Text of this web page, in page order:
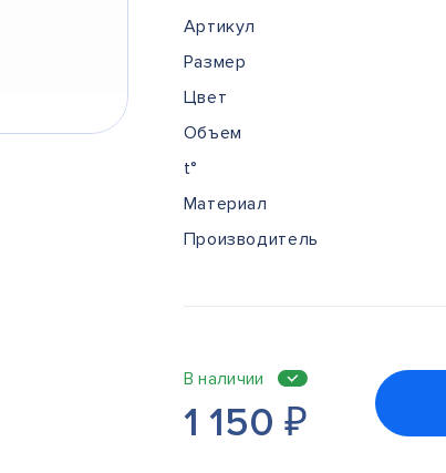
Артикул
Размер
Цвет
Объем
t°
Материал
Производитель
В наличии
1 150 ₽